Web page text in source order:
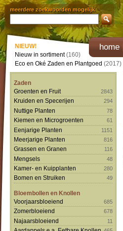
meerdere zoekwoorden mogelijk
home
NIEUW!
Nieuw in sortiment(160)
Eco en Oké Zaden en Plantgoed (2017)
Zaden
Groenten en Fruit
2843
Kruiden en Specerijen 294
Nuttige Planten 78
Kiemen en Microgroenten 61
Eenjarige Planten 1151
Meerjarige Planten 816
Grassen en Granen 116
Mengsels 48
Kamer- en Kuipplanten 280
Bomen en Struiken 49
Bloembollen en Knollen
Voorjaarsbloeiend
685
Zomerbloeiend 678
Najaarsbloeiend 11